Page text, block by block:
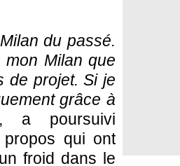
du passé.
Milan que
de projet. Si je
grâce à
poursuivi
propos qui ont
froid dans le